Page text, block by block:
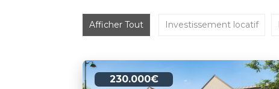
Afficher Tout Investissement locatif
230.000€